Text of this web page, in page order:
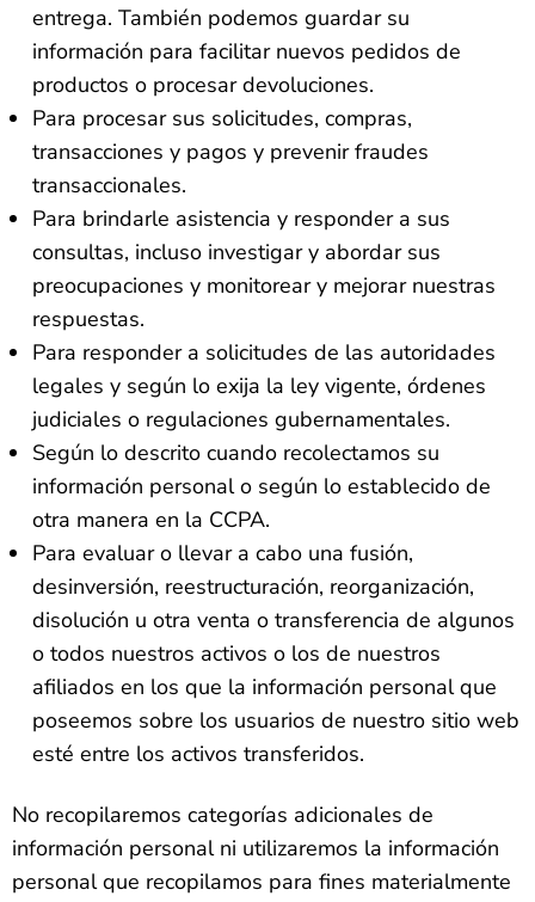
entrega. También podemos guardar su
información para facilitar nuevos pedidos de
productos o procesar devoluciones.
Para procesar sus solicitudes, compras,
transacciones y pagos y prevenir fraudes
transaccionales.
Para brindarle asistencia y responder a sus
consultas, incluso investigar y abordar sus
preocupaciones y monitorear y mejorar nuestras
respuestas.
Para responder a solicitudes de las autoridades
legales y según lo exija la ley vigente, órdenes
judiciales o regulaciones gubernamentales.
Según lo descrito cuando recolectamos su
información personal o según lo establecido de
otra manera en la CCPA.
Para evaluar o llevar a cabo una fusión,
desinversión, reestructuración, reorganización,
disolución u otra venta o transferencia de algunos
o todos nuestros activos o los de nuestros
afiliados en los que la información personal que
poseemos sobre los usuarios de nuestro sitio web
esté entre los activos transferidos.
No recopilaremos categorías adicionales de
información personal ni utilizaremos la información
personal que recopilamos para fines materialmente